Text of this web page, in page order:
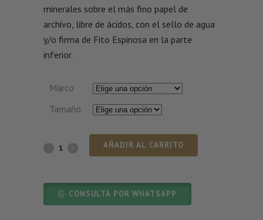
minerales sobre el más fino papel de
archivo, libre de ácidos, con el sello de agua
y/o firma de Fito Espinosa en la parte
inferior.
Marco
Tamaño
AÑADIR AL CARRITO
CONSULTA POR WHATSAPP